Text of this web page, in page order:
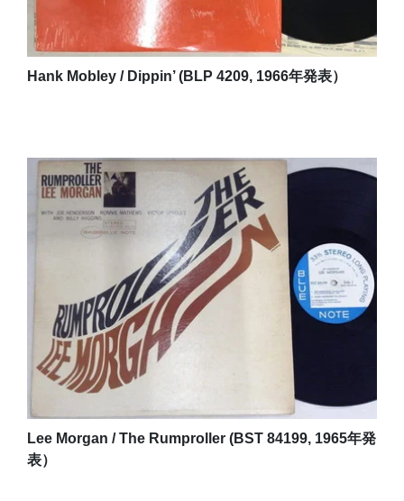
Hank Mobley / Dippin’ (BLP 4209, 1966年発表）
Lee Morgan / The Rumproller (BST 84199, 1965年発
表）